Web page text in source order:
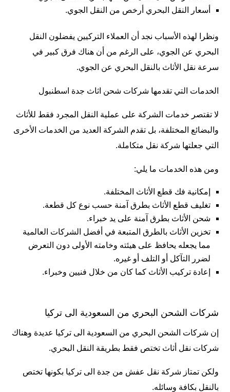
أسعار النقل البحري أرخص من النقل الجوي.
ونظرا لهذه الأسباب نجد أن العملاء التركيين يفضلون النقل
البحري عن الجوي، على الرغم من أن هناك فرق كبير في
سرعة نقل الأثاث بالنقل البحري عن الجوي.
الخدمات التي تقدمها شركات شحن اثاث جدة اسطنبول
لا تقتصر خدمات الشركة على عملية النقل المجرد فقط للأثاث
والبضائع المختلفة، بل تقدم الشركة العديد من الخدمات الأخرى
التي جعلتها شركة نقل متكاملة.
ومن هذه الخدمات ما يلي:
إمكانية فك قطع الأثاث المختلفة.
تغليف قطع الأثاث بطرق آمنة حسب نوع كل قطعة.
شحن الأثاث بطرق آمنة على يد خبراء.
تخزين الأثاث بالطرق المتبعة في أفضل الشركات العالمية
مما يجعله يحافظ على هيئته وخامته الأولى دون التعرض
لضرر التآكل أو التلف أو غيره.
إعادة تركيب الأثاث كما كان من خلال فنيين وخبراء.
شركات الشحن البحري من السعودية الى تركيا
إن شركات الشحن البحري من السعودية الى تركيا عديدة وهناك
شركات نقل أثاث تختص فقط بطريقة النقل البحري.
ولكن تمتاز شركة نقل عفش من جدة الى تركيا بكونها تختص
بالنقل بكافة وسائله.